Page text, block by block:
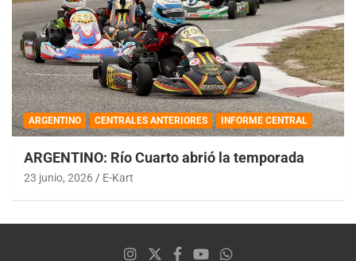
ARGENTINO CENTRALES ANTERIORES INFORME CENTRAL
ARGENTINO: Río Cuarto abrió la temporada
23 junio, 2026 E-Kart